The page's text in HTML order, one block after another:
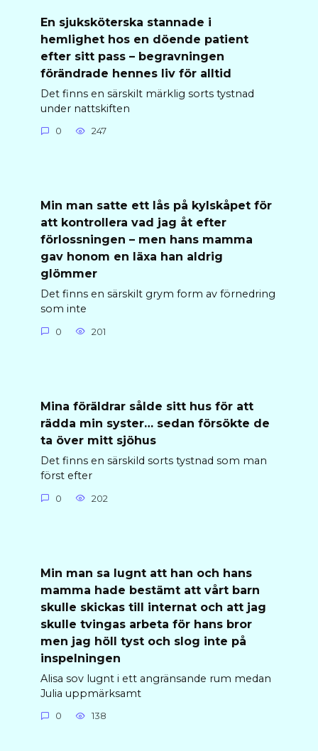
En sjuksköterska stannade i
hemlighet hos en döende patient
efter sitt pass – begravningen
förändrade hennes liv för alltid
Det finns en särskilt märklig sorts tystnad
under nattskiften
0 247
Min man satte ett lås på kylskåpet för
att kontrollera vad jag åt efter
förlossningen – men hans mamma
gav honom en läxa han aldrig
glömmer
Det finns en särskilt grym form av förnedring
som inte
0 201
Mina föräldrar sålde sitt hus för att
rädda min syster… sedan försökte de
ta över mitt sjöhus
Det finns en särskild sorts tystnad som man
först efter
0 202
Min man sa lugnt att han och hans
mamma hade bestämt att vårt barn
skulle skickas till internat och att jag
skulle tvingas arbeta för hans bror
men jag höll tyst och slog inte på
inspelningen
Alisa sov lugnt i ett angränsande rum medan
Julia uppmärksamt
0 138